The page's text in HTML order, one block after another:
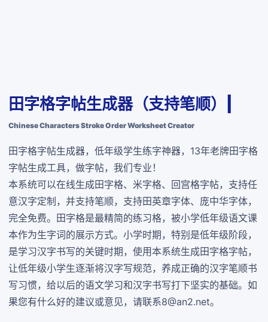
田字格字帖生成器（支持笔顺）|
Chinese Characters Stroke Order Worksheet Creator
田字格字帖生成器，低年级学生练字神器，13年老牌田字格
字帖生成工具，做字帖，我们专业！
本系统可以在线生成田字格、米字格、回宫格字帖，支持任
意汉字定制，并支持笔顺，支持田英章字体、庞中华字体，
完全免费。田字格是最精简的练习格，被小学低年级语文课
本作为生字词的展示方式。小学时期，特别是低年级阶段，
是学习汉字书写的关键时期，使用本系统生成田字格字帖，
让低年级小学生逐渐将汉字写规范，养成正确的汉字笔顺书
写习惯，给以后的语文学习和汉字书写打下坚实的基础。如
果您有什么好的建议或意见，请联系8@an2.net。